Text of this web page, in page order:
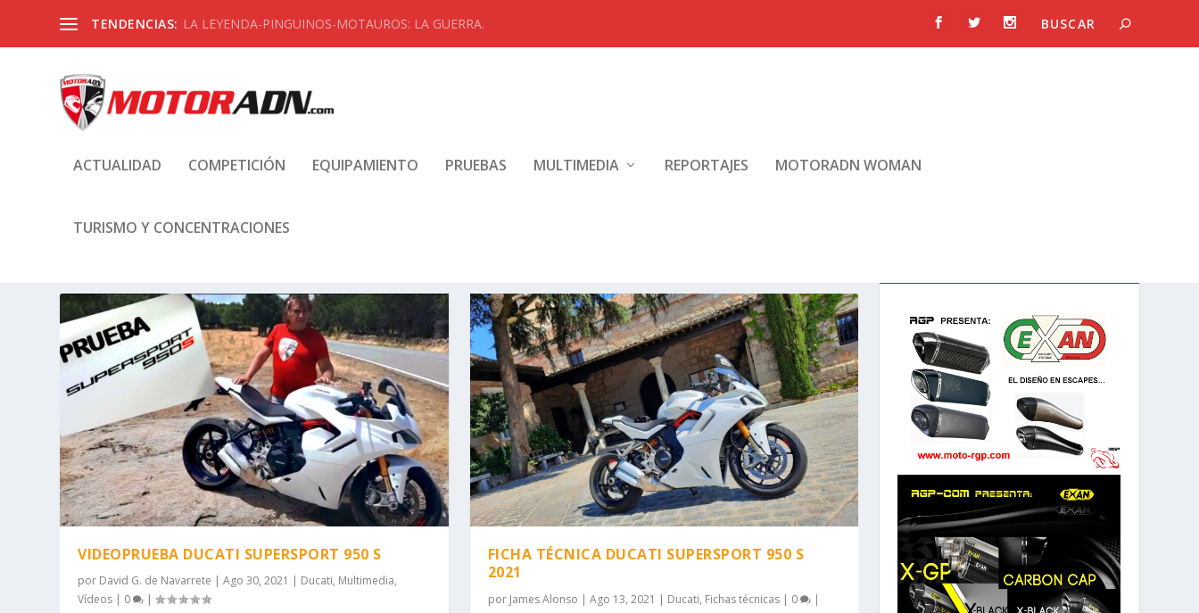
TENDENCIAS: LA LEYENDA-PINGUINOS-MOTAUROS: LA GUERRA.
ACTUALIDAD COMPETICIÓN EQUIPAMIENTO PRUEBAS MULTIMEDIA REPORTAJES MOTORADN WOMAN
TURISMO Y CONCENTRACIONES
VIDEOPRUEBA DUCATI SUPERSPORT 950 S
por David G. de Navarrete |Ago 30, 2021 | Ducati, Multimedia,
Vídeos | 0 |
FICHA TÉCNICA DUCATI SUPERSPORT 950 S
2021
por James Alonso | Ago 13, 2021 | Ducati, Fichas técnicas| 0 |